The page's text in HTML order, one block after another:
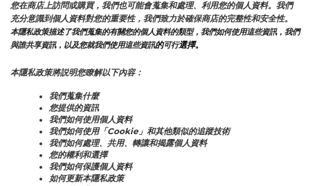
您在商店上訪問或購買，我們也可能會蒐集和處理、利用您的個人資料。我們
充分意識到個人資料對您的重要性，我們致力於確保商店的完整性和安全性。
本隱私政策描述了我們蒐集的有關您的個人資料的類型，我們如何使用這些資訊，我們
與誰共享資訊，以及您就我們使用這些資訊的可行選擇。
本隱私政策將説明您瞭解以下內容：
我們蒐集什麼
您提供的資訊
我們如何使用個人資料
我們如何使用「Cookie」和其他類似的追蹤技術
我們如何處理、共用、轉讓和揭露個人資料
您的權利和選擇
我們如何保護個人資料
如何更新本隱私政策